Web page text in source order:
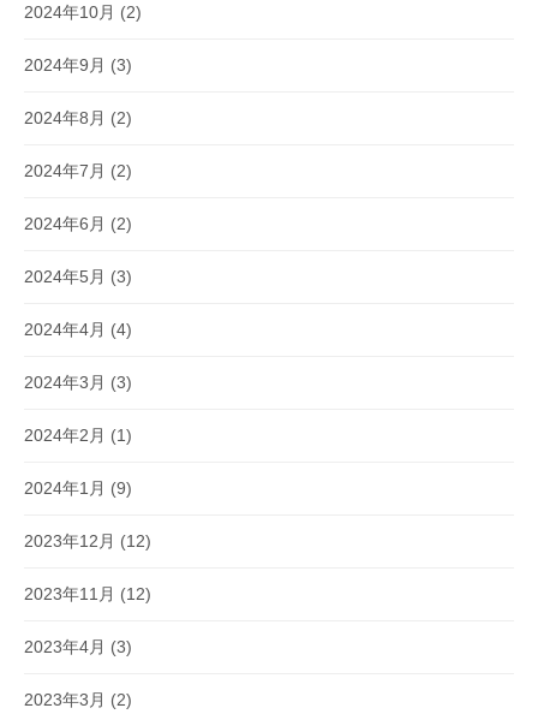
2024年10月 (2)
2024年9月 (3)
2024年8月 (2)
2024年7月 (2)
2024年6月 (2)
2024年5月 (3)
2024年4月 (4)
2024年3月 (3)
2024年2月 (1)
2024年1月 (9)
2023年12月 (12)
2023年11月 (12)
2023年4月 (3)
2023年3月 (2)